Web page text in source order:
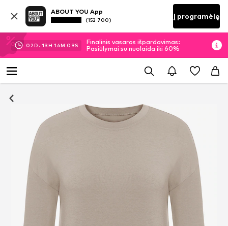
ABOUT YOU App
(152 700) Į programėlę
02D. 13H 16M 09S
Finalinis vasaros išpardavimas:
Pasiūlymai su nuolaida iki 60%